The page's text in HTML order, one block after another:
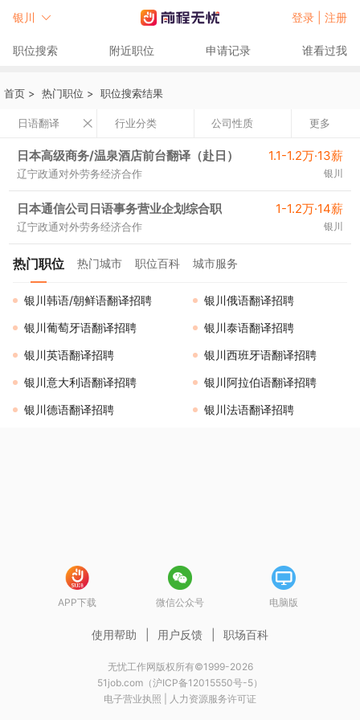
银川 登录 | 注册
职位搜索 附近职位 申请记录 谁看过我
首页 > 热门职位 > 职位搜索结果
日语翻译 行业分类 公司性质 更多
日本高级商务/温泉酒店前台翻译（赴日） 1.1-1.2万·13薪
辽宁政通对外劳务经济合作 银川
日本通信公司日语事务营业企划综合职 1-1.2万·14薪
辽宁政通对外劳务经济合作 银川
热门职位 热门城市 职位百科 城市服务
银川韩语/朝鲜语翻译招聘
银川俄语翻译招聘
银川葡萄牙语翻译招聘
银川泰语翻译招聘
银川英语翻译招聘
银川西班牙语翻译招聘
银川意大利语翻译招聘
银川阿拉伯语翻译招聘
银川德语翻译招聘
银川法语翻译招聘
APP下载 微信公众号 电脑版
使用帮助 用户反馈 职场百科
无忧工作网版权所有©1999-2026
51job.com（沪ICP备12015550号-5）
电子营业执照
人力资源服务许可证